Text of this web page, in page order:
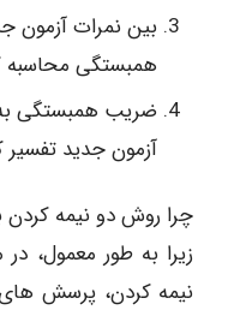
بین نمرات آزمون
همبستگی محاسبه
ضریب همبستگی به
آزمون جدید تفسیر
چرا روش دو نیمه
زیرا به طور معمول،
نیمه کردن، پرسش